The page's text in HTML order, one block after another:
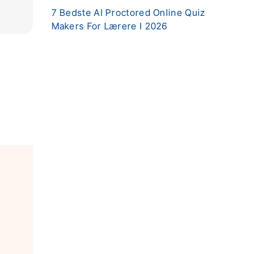
7 Bedste AI Proctored Online Quiz
Makers For Lærere I 2026